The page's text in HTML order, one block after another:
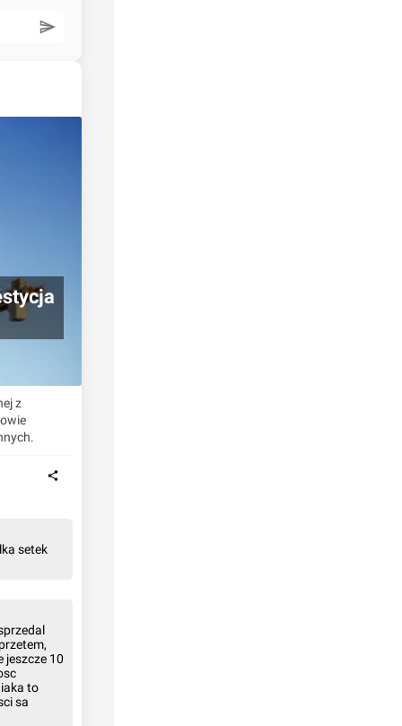
z
setek
jeszcze 10
to
sa